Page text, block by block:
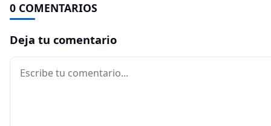
0 COMENTARIOS
Deja tu comentario
Comentario